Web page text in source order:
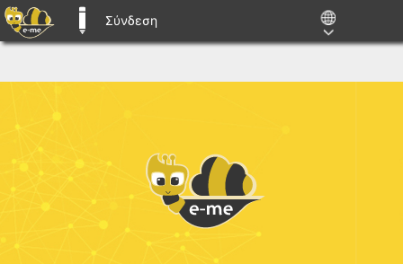
E-ME BLOGS
Σύνδεση